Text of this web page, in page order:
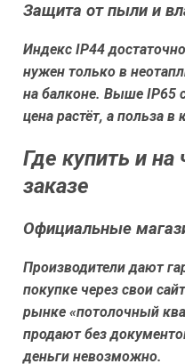
Защита от пыли и
Индекс IP44
нужен только в
на балконе. Выше IP65
цена растёт, а польза
Где купить и на
заказе
Официальные
Производители дают
покупке через свои
рынке «потолочный
продают без
деньги невозможно.